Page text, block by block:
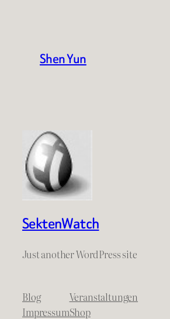
Shen Yun
SektenWatch
Just another WordPress site
Blog
Impressum
Veranstaltungen
Shop